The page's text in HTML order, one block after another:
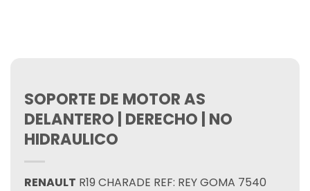
SOPORTE DE MOTOR AS
DELANTERO | DERECHO | NO
HIDRAULICO
RENAULT R19 CHARADE REF: REY GOMA 7540